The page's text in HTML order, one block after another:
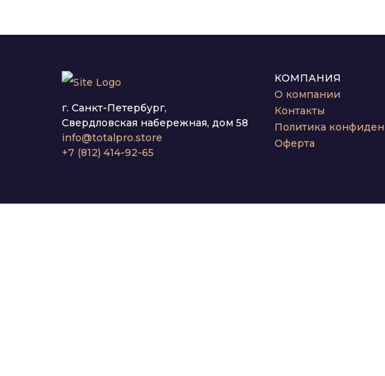
г. Санкт-Петербург,
Свердловская набережная, дом 58
info@totalpro.store
+7 (812) 414-92-65
КОМПАНИЯ
О компании
Контакты
Политика
Оферта